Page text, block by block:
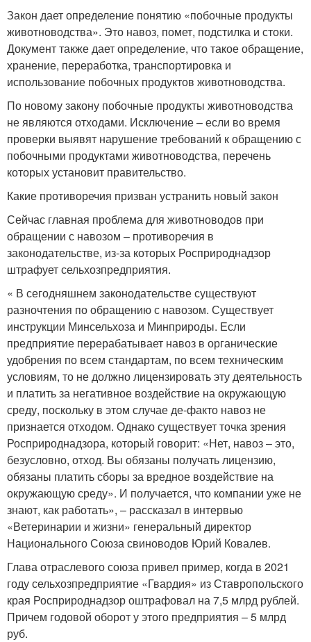
Закон дает определение понятию «побочные продукты
животноводства». Это навоз, помет, подстилка и стоки.
Документ также дает определение, что такое обращение,
хранение, переработка, транспортировка и
использование побочных продуктов животноводства.
По новому закону побочные продукты животноводства
не являются отходами. Исключение – если во время
проверки выявят нарушение требований к обращению с
побочными продуктами животноводства, перечень
которых установит правительство.
Какие противоречия призван устранить новый закон
Сейчас главная проблема для животноводов при
обращении с навозом – противоречия в
законодательстве, из-за которых Росприроднадзор
штрафует сельхозпредприятия.
« В сегодняшнем законодательстве существуют
разночтения по обращению с навозом. Существует
инструкции Минсельхоза и Минприроды. Если
предприятие перерабатывает навоз в органические
удобрения по всем стандартам, по всем техническим
условиям, то не должно лицензировать эту деятельность
и платить за негативное воздействие на окружающую
среду, поскольку в этом случае де-факто навоз не
признается отходом. Однако существует точка зрения
Росприроднадзора, который говорит: «Нет, навоз – это,
безусловно, отход. Вы обязаны получать лицензию,
обязаны платить сборы за вредное воздействие на
окружающую среду». И получается, что компании уже не
знают, как работать», – рассказал в интервью
«Ветеринарии и жизни» генеральный директор
Национального Союза свиноводов Юрий Ковалев.
Глава отраслевого союза привел пример, когда в 2021
году сельхозпредприятие «Гвардия» из Ставропольского
края Росприроднадзор оштрафовал на 7,5 млрд рублей.
Причем годовой оборот у этого предприятия – 5 млрд
руб.